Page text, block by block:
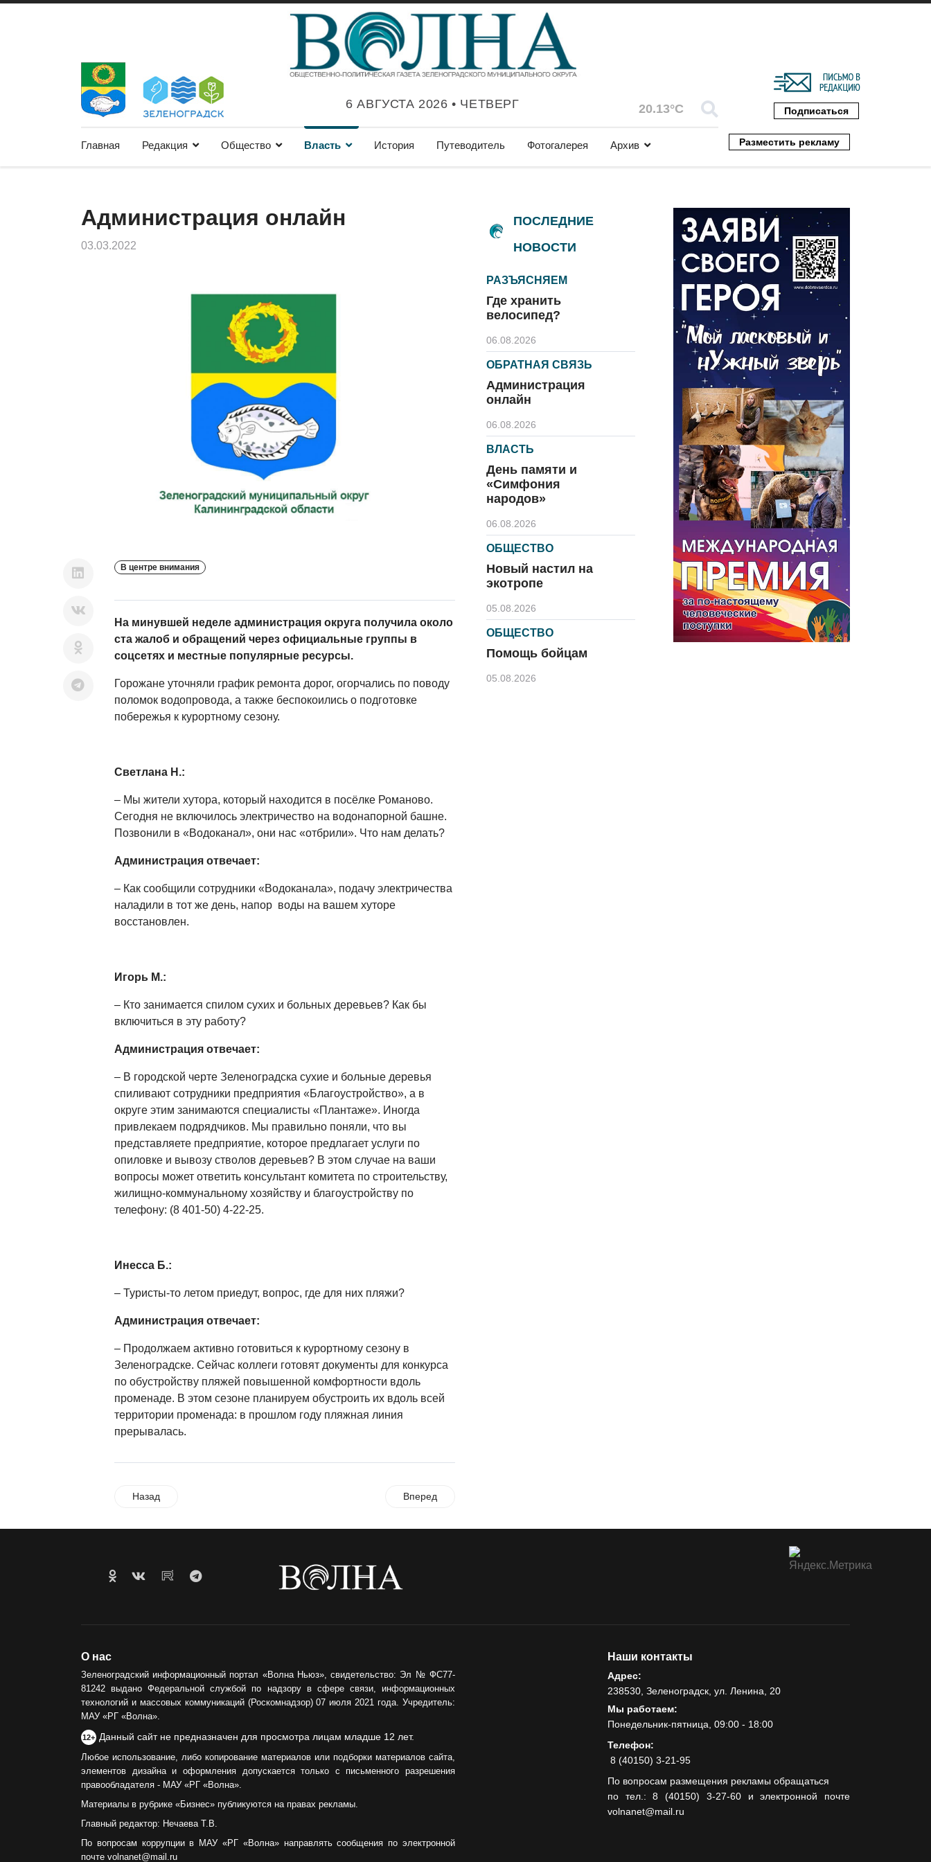
6 АВГУСТА 2026 • ЧЕТВЕРГ 20.13°C Подписаться
Главная Редакция Общество Власть История Путеводитель Фотогалерея Архив Разместить рекламу
Администрация онлайн
03.03.2022
В центре внимания
На минувшей неделе администрация округа получила около
ста жалоб и обращений через официальные группы в
соцсетях и местные популярные ресурсы.
Горожане уточняли график ремонта дорог, огорчались по поводу
поломок водопровода, а также беспокоились о подготовке
побережья к курортному сезону.
Светлана Н.:
– Мы жители хутора, который находится в посёлке Романово.
Сегодня не включилось электричество на водонапорной башне.
Позвонили в «Водоканал», они нас «отбрили». Что нам делать?
Администрация отвечает:
– Как сообщили сотрудники «Водоканала», подачу электричества
наладили в тот же день, напор воды на вашем хуторе
восстановлен.
Игорь М.:
– Кто занимается спилом сухих и больных деревьев? Как бы
включиться в эту работу?
Администрация отвечает:
– В городской черте Зеленоградска сухие и больные деревья
спиливают сотрудники предприятия «Благоустройство», а в
округе этим занимаются специалисты «Плантаже». Иногда
привлекаем подрядчиков. Мы правильно поняли, что вы
представляете предприятие, которое предлагает услуги по
опиловке и вывозу стволов деревьев? В этом случае на ваши
вопросы может ответить консультант комитета по строительству,
жилищно-коммунальному хозяйству и благоустройству по
телефону: (8 401-50) 4-22-25.
Инесса Б.:
– Туристы-то летом приедут, вопрос, где для них пляжи?
Администрация отвечает:
– Продолжаем активно готовиться к курортному сезону в
Зеленоградске. Сейчас коллеги готовят документы для конкурса
по обустройству пляжей повышенной комфортности вдоль
променаде. В этом сезоне планируем обустроить их вдоль всей
территории променада: в прошлом году пляжная линия
прерывалась.
Назад Вперед
ПОСЛЕДНИЕ
НОВОСТИ
РАЗЪЯСНЯЕМ
Где хранить
велосипед?
06.08.2026
ОБРАТНАЯ СВЯЗЬ
Администрация
онлайн
06.08.2026
ВЛАСТЬ
День памяти и
«Симфония
народов»
06.08.2026
ОБЩЕСТВО
Новый настил на
экотропе
05.08.2026
ОБЩЕСТВО
Помощь бойцам
05.08.2026
О нас
Зеленоградский информационный портал «Волна Ньюз», свидетельство: Эл № ФС77-
81242 выдано Федеральной службой по надзору в сфере связи, информационных
технологий и массовых коммуникаций (Роскомнадзор) 07 июля 2021 года. Учредитель:
МАУ «РГ «Волна».
12+ Данный сайт не предназначен для просмотра лицам младше 12 лет.
Любое использование, либо копирование материалов или подборки материалов сайта,
элементов дизайна и оформления допускается только с письменного разрешения
правообладателя - МАУ «РГ «Волна».
Материалы в рубрике «Бизнес» публикуются на правах рекламы.
Главный редактор: Нечаева Т.В.
По вопросам коррупции в МАУ «РГ «Волна» направлять сообщения по электронной
почте volnanet@mail.ru
Наши контакты
Адрес:
238530, Зеленоградск, ул. Ленина, 20
Мы работаем:
Понедельник-пятница, 09:00 - 18:00
Телефон:
8 (40150) 3-21-95
По вопросам размещения рекламы обращаться
по тел.: 8 (40150) 3-27-60 и электронной почте
volnanet@mail.ru